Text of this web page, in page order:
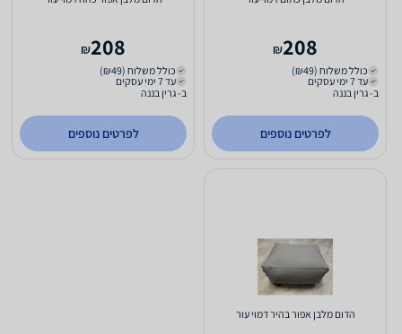
208
₪
כולל משלוח (₪49)
עד 7 ימי עסקים
ב- גרין בננה
לפרטים נוספים
208
₪
כולל משלוח (₪49)
עד 7 ימי עסקים
ב- גרין בננה
לפרטים נוספים
הדום מלבן אפור בהיר דמוי עור